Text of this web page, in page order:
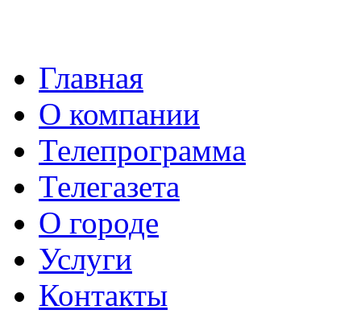
Главная
О компании
Телепрограмма
Телегазета
О городе
Услуги
Контакты